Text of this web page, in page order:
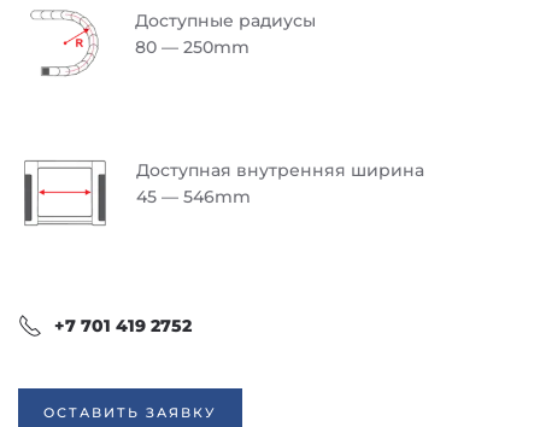
Доступные радиусы
80 — 250mm
Доступная внутренняя ширина
45 — 546mm
+7 701 419 2752
ОСТАВИТЬ ЗАЯВКУ